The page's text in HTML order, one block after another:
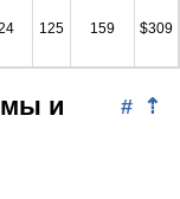
125 159 $309
⇡
#
и